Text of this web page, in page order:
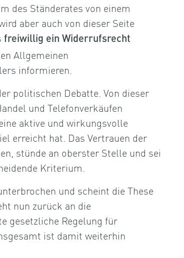
des Ständerates von einem
aber auch von dieser Seite
freiwillig ein Widerrufsrecht
Allgemeinen
informieren.
politischen Debatte. Von dieser
und Telefonverkäufen
aktive und wirkungsvolle
erreicht hat. Das Vertrauen der
stünde an oberster Stelle und sei
Kriterium.
und scheint die These
nun zurück an die
gesetzliche Regelung für
ist damit weiterhin